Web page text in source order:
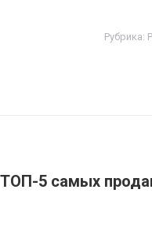
Рубрика:
ТОП-5 самых